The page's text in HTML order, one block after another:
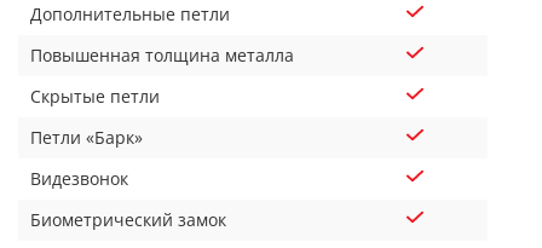
Дополнительные петли
Повышенная толщина металла
Скрытые петли
Петли «Барк»
Видезвонок
Биометрический замок